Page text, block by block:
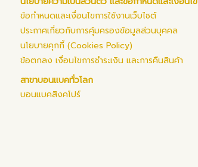
ข้อกำหนดและเงื่อนไขการใช้งานเว็บไซต์
ประกาศเกี่ยวกับการคุ้มครองข้อมูลส่วนบุคคล
นโยบายคุกกี้ (Cookies Policy)
ข้อตกลง เงื่อนไขการชำระเงิน และการคืนสินค้า
สาขาบอนแบคทั่วโลก
บอนแบคสิงคโปร์